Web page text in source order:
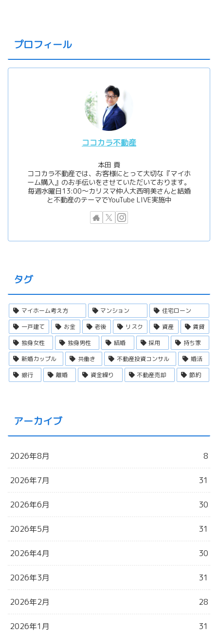
プロフィール
ココカラ不動産
本田 貢
ココカラ不動産では、お客様にとって大切な『マイホ
ーム購入』のお手伝いをさせていただいております。
毎週水曜日13:00〜カリスマ仲人大西明美さんと結婚
と不動産のテーマでYouTube LIVE実施中
タグ
マイホーム考え方 マンション
住宅ローン
一戸建て
お金 老後 リスク 資産
賃貸
独身女性
独身男性 結婚 採用
持ち家
新婚カップル
共働き 不動産投資コンサル
婚活
銀行
離婚 資金繰り 不動産売却 節約
アーカイブ
2026年8月 8
2026年7月 31
2026年6月 30
2026年5月 31
2026年4月 30
2026年3月 31
2026年2月 28
2026年1月 31